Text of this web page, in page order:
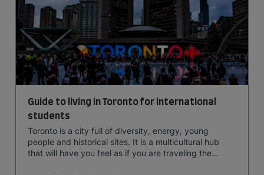
Guide to living in Toronto for international
students
Toronto is a city full of diversity, energy, young
people and historical sites. It is a multicultural hub
that will have you feel as if you are traveling the